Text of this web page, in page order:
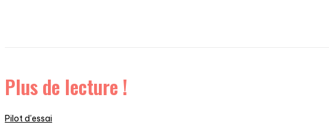
Plus de lecture !
Pilot d'essai